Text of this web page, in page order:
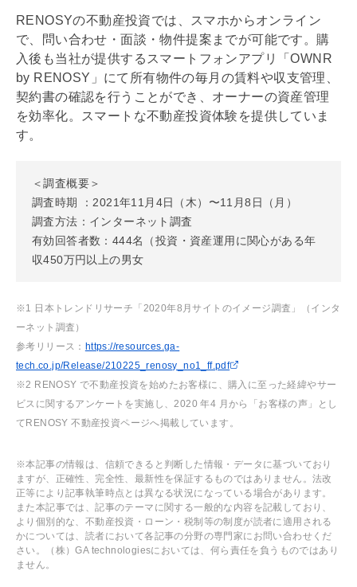
RENOSYの不動産投資では、スマホからオンライン
で、問い合わせ・面談・物件提案までが可能です。購
入後も当社が提供するスマートフォンアプリ「OWNR
by RENOSY」にて所有物件の毎月の賃料や収支管理、
契約書の確認を行うことができ、オーナーの資産管理
を効率化。スマートな不動産投資体験を提供していま
す。
＜調査概要＞
調査時期 ：2021年11月4日（木）〜11月8日（月）
調査方法：インターネット調査
有効回答者数：444名（投資・資産運用に関心がある年
収450万円以上の男女
※1 日本トレンドリサーチ「2020年8月サイトのイメージ調査」（インタ
ーネット調査）
参考リリース： https://resources.ga-
tech.co.jp/Release/210225_renosy_no1_ff.pdf
※2 RENOSY で不動産投資を始めたお客様に、購入に至った経緯やサー
ビスに関するアンケートを実施し、2020 年4 月から「お客様の声」とし
てRENOSY 不動産投資ページへ掲載しています。
※本記事の情報は、信頼できると判断した情報・データに基づいており
ますが、正確性、完全性、最新性を保証するものではありません。法改
正等により記事執筆時点とは異なる状況になっている場合があります。
また本記事では、記事のテーマに関する一般的な内容を記載しており、
より個別的な、不動産投資・ローン・税制等の制度が読者に適用される
かについては、読者において各記事の分野の専門家にお問い合わせくだ
さい。（株）GA technologiesにおいては、何ら責任を負うものではあり
ません。